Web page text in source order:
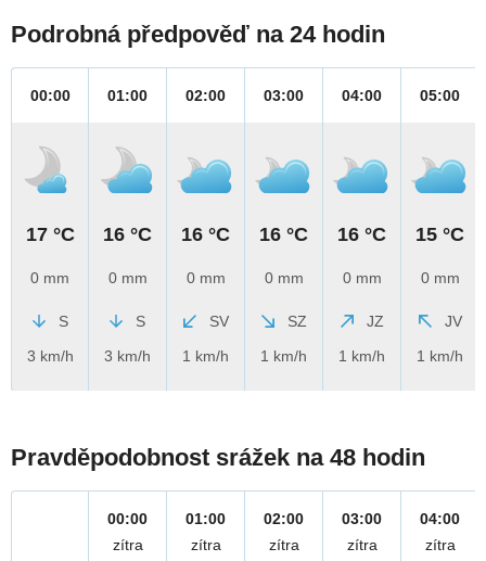
Podrobná předpověď na 24 hodin
00:00
17 °C
0 mm
S
3 km/h
01:00
16 °C
0 mm
S
3 km/h
02:00
16 °C
0 mm
SV
1 km/h
03:00
16 °C
0 mm
SZ
1 km/h
04:00
16 °C
0 mm
JZ
1 km/h
05:00
15 °C
0 mm
JV
1 km/h
Pravděpodobnost srážek na 48 hodin
00:00
zítra
01:00
zítra
02:00
zítra
03:00
zítra
04:00
zítra